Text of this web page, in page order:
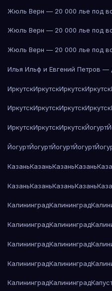
Жюль Верн — 20 000 лье под
Жюль Верн — 20 000 лье под
Жюль Верн — 20 000 лье под
Илья Ильф и Евгений Петров —
ИркутскИркутскИркутскИркутск
ИркутскИркутскИркутскИркутск
ИркутскИркутскИркутскЙогурт
ЙогуртЙогуртЙогуртЙогурт
КазаньКазаньКазаньКазань
КазаньКазаньКазаньКазань
КалининградКалининград
КалининградКалининград
КалининградКалининград
КалининградКалининград
КалининградКалининград